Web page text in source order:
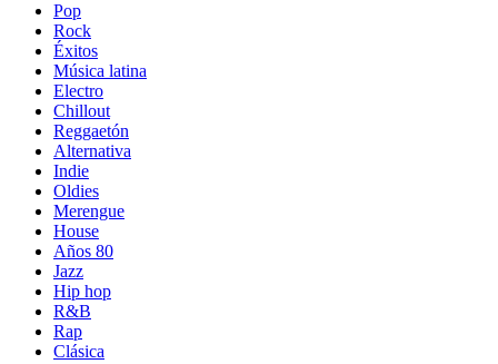
Pop
Rock
Éxitos
Música latina
Electro
Chillout
Reggaetón
Alternativa
Indie
Oldies
Merengue
House
Años 80
Jazz
Hip hop
R&B
Rap
Clásica